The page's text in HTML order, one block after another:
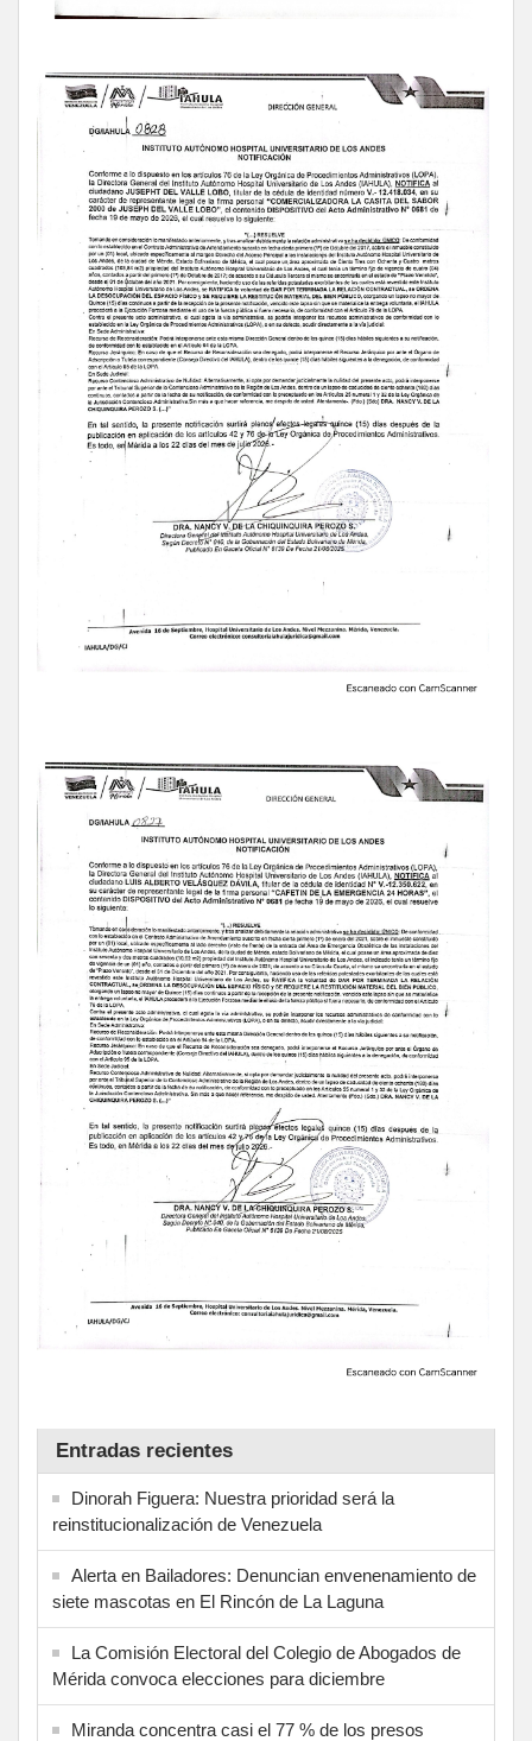
Entradas recientes
Dinorah Figuera: Nuestra prioridad será la
reinstitucionalización de Venezuela
Alerta en Bailadores: Denuncian envenenamiento de
siete mascotas en El Rincón de La Laguna
La Comisión Electoral del Colegio de Abogados de
Mérida convoca elecciones para diciembre
Miranda concentra casi el 77 % de los presos